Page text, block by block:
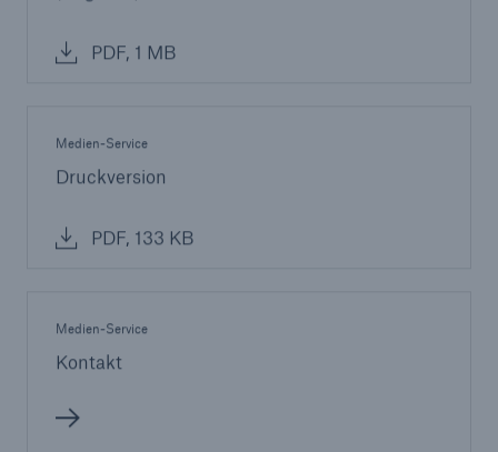
PDF, 1 MB
Medien-Service
Druckversion
PDF, 133 KB
Medien-Service
Kontakt